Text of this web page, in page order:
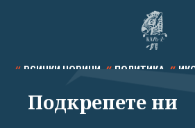
ВСИЧКИ НОВИНИ ПОЛИТИКА
СПОРТ КУЛТУРА ТЕХНОЛОГИИ
Подкрепете ни